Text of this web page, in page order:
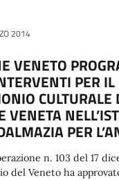
2014
VENETO
PER IL
CULTURALE
VENETA
PER
n. 103 del 17
del Veneto ha